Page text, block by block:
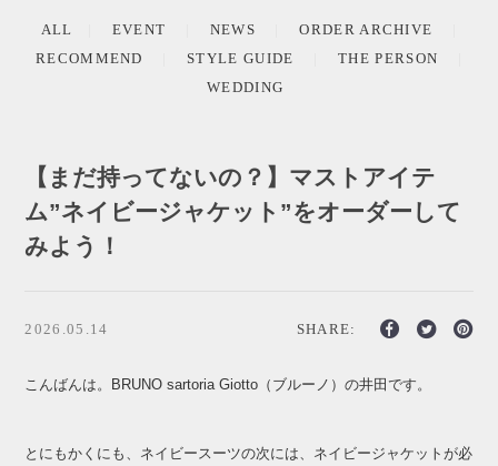
ALL EVENT NEWS
ORDER ARCHIVE
RECOMMEND
STYLE GUIDE
THE PERSON
WEDDING
【まだ持ってないの？】マストアイテ
ム”ネイビージャケット”をオーダーして
みよう！
2026.05.14 SHARE:
こんばんは。BRUNO sartoria Giotto（ブルーノ）の井田です。
とにもかくにも、ネイビースーツの次には、ネイビージャケットが必